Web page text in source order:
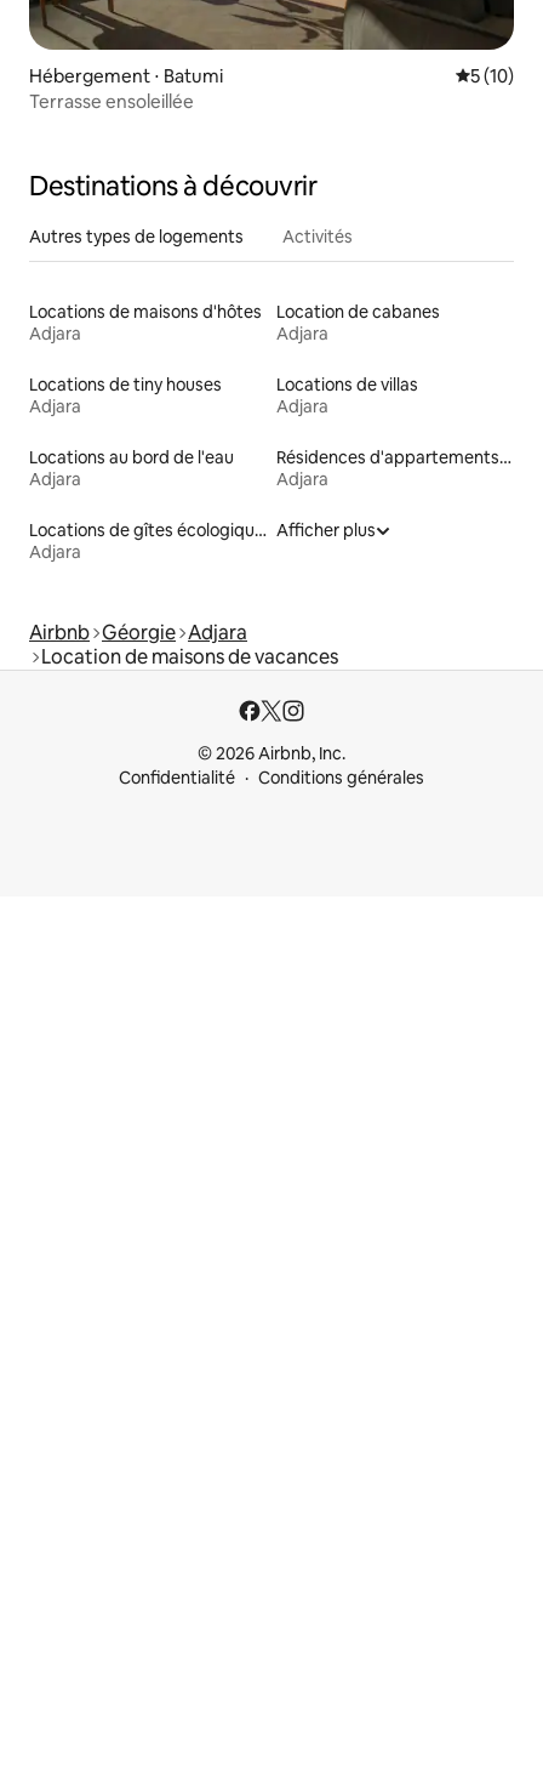
Hébergement ⋅ Batumi
5 (10)
Terrasse ensoleillée
Destinations à découvrir
Autres types de logements Activités
Locations de maisons d'hôtes
Adjara
Location de cabanes
Adjara
Locations de tiny houses
Adjara
Locations de villas
Adjara
Locations au bord de l'eau
Adjara
Résidences d'appartements en location
Adjara
Locations de gîtes écologiques
Adjara
Afficher plus
Airbnb Géorgie Adjara
Location de maisons de vacances
© 2026 Airbnb, Inc.
Confidentialité
Conditions générales